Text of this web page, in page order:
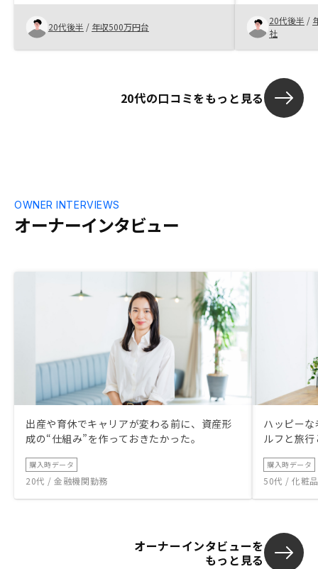
20代後半 / 年収500万円台
介していただ
度保たれる、
かと思えたた
た。購入後、
応していただ
20代後半 /
社
20代の口コミをもっと見る
オーナーインタビュー
OWNER INTERVIEWS
出産や育休でキャリアが変わる前に、資産形
成の“仕組み”を作っておきたかった。
購入時データ
20代 / 金融機関勤務
ハッピー
ルフと旅
購入時データ
50代 / 化粧
オーナーインタビューを
もっと見る